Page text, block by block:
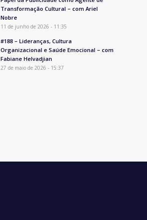
Transformação Cultural – com Ariel
Nobre
11 de junho de 2026 - 11:35
#188 – Lideranças, Cultura
Organizacional e Saúde Emocional – com
Fabiane Helvadjian
27 de maio de 2026 - 15:37